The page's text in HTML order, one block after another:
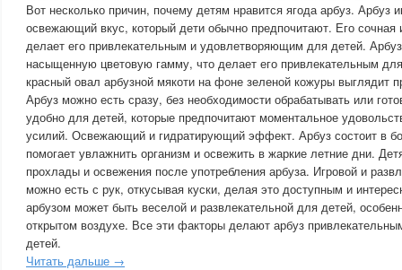
Вот несколько причин, почему детям нравится ягода арбуз. Арбуз
освежающий вкус, который дети обычно предпочитают. Его сочная
делает его привлекательным и удовлетворяющим для детей.
насыщенную цветовую гамму, что делает его привлекательным
красный овал арбузной мякоти на фоне зеленой кожуры выглядит
Арбуз можно есть сразу, без необходимости обрабатывать или
удобно для детей, которые предпочитают моментальное
усилий. Освежающий и гидратирующий эффект. Арбуз состоит в
помогает увлажнить организм и освежить в жаркие летние дни.
прохлады и освежения после употребления арбуза. Игровой и
можно есть с рук, откусывая куски, делая это доступным и
арбузом может быть веселой и развлекательной для детей,
открытом воздухе. Все эти факторы делают арбуз
детей.
Читать дальше →